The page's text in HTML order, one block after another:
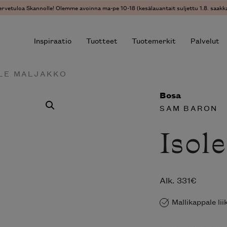
Skannolle! Olemme avoinna ma-pe 10-18 (kesälauantait suljettu 1.8.
Inspiraatio Tuotteet Tuotemerkit Palvelut
MALJAKKO
Bosa
SAM BARON
Alk. 331€
Mallikappale